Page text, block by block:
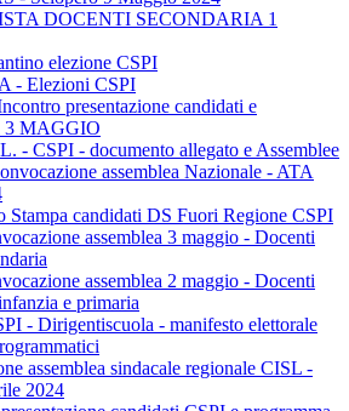
DOCENTI SECONDARIA 1
elezione CSPI
- Elezioni CSPI
presentazione candidati e
3 MAGGIO
- CSPI - documento allegato e Assemblee
assemblea Nazionale - ATA
Stampa candidati DS Fuori Regione CSPI
assemblea 3 maggio - Docenti
assemblea 2 maggio - Docenti
e primaria
- Dirigentiscuola - manifesto elettorale
assemblea sindacale regionale CISL -
2024